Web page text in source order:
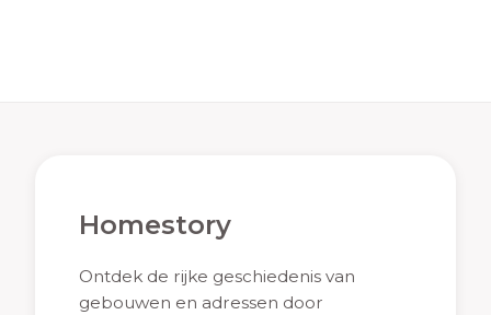
Homestory
Ontdek de rijke geschiedenis van
gebouwen en adressen door